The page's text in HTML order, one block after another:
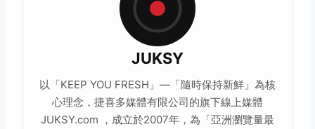
JUKSY
以「KEEP YOU FRESH」—「隨時保持新鮮」為核
心理念，捷喜多媒體有限公司的旗下線上媒體
JUKSY.com ，成立於2007年，為「亞洲瀏覽量最